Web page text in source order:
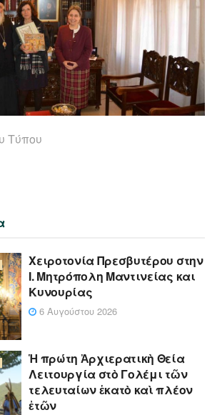
Τύπου
Xειροτονία Πρεσβυτέρου στην
Ι. Μητρόπολη Μαντινείας και
Κυνουρίας
6 Αυγούστου 2026
Ἡ πρώτη Ἀρχιερατικὴ Θεία
Λειτουργία στὸ Γολέμι τῶν
τελευταίων ἑκατὸ καὶ πλέον
ἐτῶν